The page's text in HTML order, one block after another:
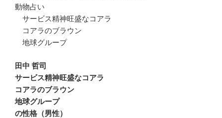
動物占い
サービス精神旺盛なコアラ
コアラのブラウン
地球グループ
田中 哲司
サービス精神旺盛なコアラ
コアラのブラウン
地球グループ
の性格（男性）